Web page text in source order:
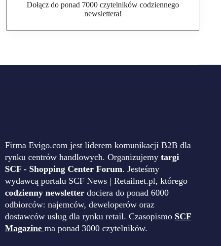
Dołącz do ponad 7000 czytelników codziennego
newslettera!
Firma Evigo.com jest liderem komunikacji B2B dla
rynku centrów handlowych. Organizujemy targi
SCF - Shopping Center Forum. Jesteśmy
wydawcą portalu SCF News | Retailnet.pl, którego
codzienny newsletter dociera do ponad 6000
odbiorców: najemców, deweloperów oraz
dostawców usług dla rynku retail. Czasopismo SCF
Magazine ma ponad 3000 czytelników.